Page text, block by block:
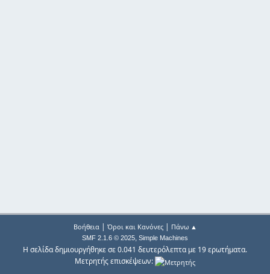
Βοήθεια| Όροι και Κανόνες| Πάνω ▲
SMF 2.1.6 © 2025, Simple Machines
Η σελίδα δημιουργήθηκε σε 0.041 δευτερόλεπτα με 19 ερωτήματα.
Μετρητής επισκέψεων: